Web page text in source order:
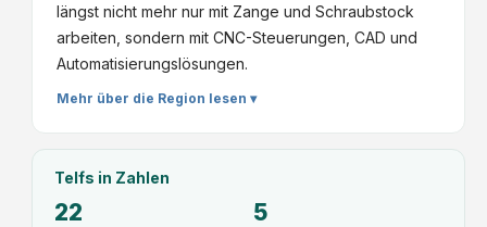
längst nicht mehr nur mit Zange und Schraubstock
arbeiten, sondern mit CNC-Steuerungen, CAD und
Automatisierungslösungen.
Mehr über die Region lesen ▾
Telfs in Zahlen
22 5